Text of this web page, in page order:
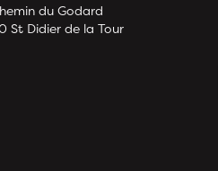
du Godard
St Didier de la Tour